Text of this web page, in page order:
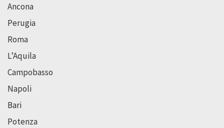
Ancona
Perugia
Roma
L’Aquila
Campobasso
Napoli
Bari
Potenza